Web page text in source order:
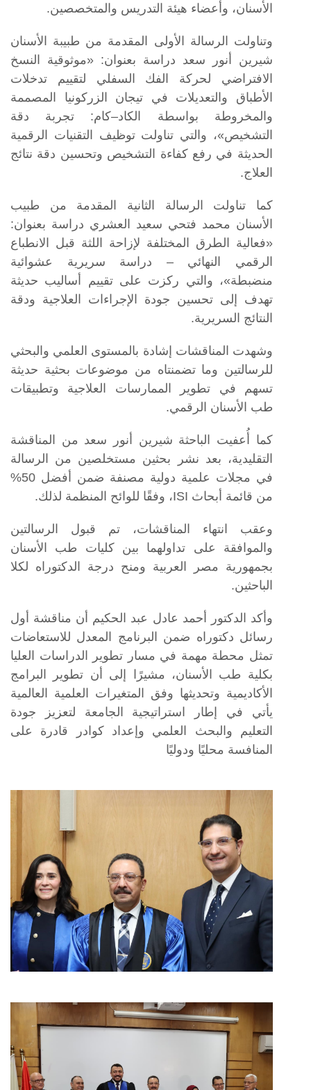
الأسنان، وأعضاء هيئة التدريس والمتخصصين.
وتناولت الرسالة الأولى المقدمة من طبيبة الأسنان
شيرين أنور سعد دراسة بعنوان: «موثوقية النسخ
الافتراضي لحركة الفك السفلي لتقييم تدخلات
الأطباق والتعديلات في تيجان الزركونيا المصممة
والمخروطة بواسطة الكاد–كام: تجربة دقة
التشخيص»، والتي تناولت توظيف التقنيات الرقمية
الحديثة في رفع كفاءة التشخيص وتحسين دقة نتائج
العلاج.
كما تناولت الرسالة الثانية المقدمة من طبيب
الأسنان محمد فتحي سعيد العشري دراسة بعنوان:
«فعالية الطرق المختلفة لإزاحة اللثة قبل الانطباع
الرقمي النهائي – دراسة سريرية عشوائية
منضبطة»، والتي ركزت على تقييم أساليب حديثة
تهدف إلى تحسين جودة الإجراءات العلاجية ودقة
النتائج السريرية.
وشهدت المناقشات إشادة بالمستوى العلمي والبحثي
للرسالتين وما تضمنتاه من موضوعات بحثية حديثة
تسهم في تطوير الممارسات العلاجية وتطبيقات
طب الأسنان الرقمي.
كما أُعفيت الباحثة شيرين أنور سعد من المناقشة
التقليدية، بعد نشر بحثين مستخلصين من الرسالة
في مجلات علمية دولية مصنفة ضمن أفضل 50%
من قائمة أبحاث ISI، وفقًا للوائح المنظمة لذلك.
وعقب انتهاء المناقشات، تم قبول الرسالتين
والموافقة على تداولهما بين كليات طب الأسنان
بجمهورية مصر العربية ومنح درجة الدكتوراه لكلا
الباحثين.
وأكد الدكتور أحمد عادل عبد الحكيم أن مناقشة أول
رسائل دكتوراه ضمن البرنامج المعدل للاستعاضات
تمثل محطة مهمة في مسار تطوير الدراسات العليا
بكلية طب الأسنان، مشيرًا إلى أن تطوير البرامج
الأكاديمية وتحديثها وفق المتغيرات العلمية العالمية
يأتي في إطار استراتيجية الجامعة لتعزيز جودة
التعليم والبحث العلمي وإعداد كوادر قادرة على
المنافسة محليًا ودوليًا